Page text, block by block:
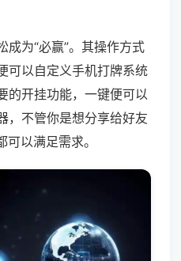
成为“必赢”。其操作方式
可以自定义手机打牌系统
的开挂功能，一键便可以
，不管你是想分享给好友
以满足需求。